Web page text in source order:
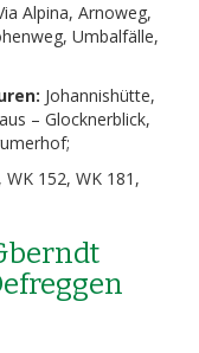
Alpina, Arnoweg,
Umbalfälle,
Johannishütte,
– Glocknerblick,
152, WK 181,